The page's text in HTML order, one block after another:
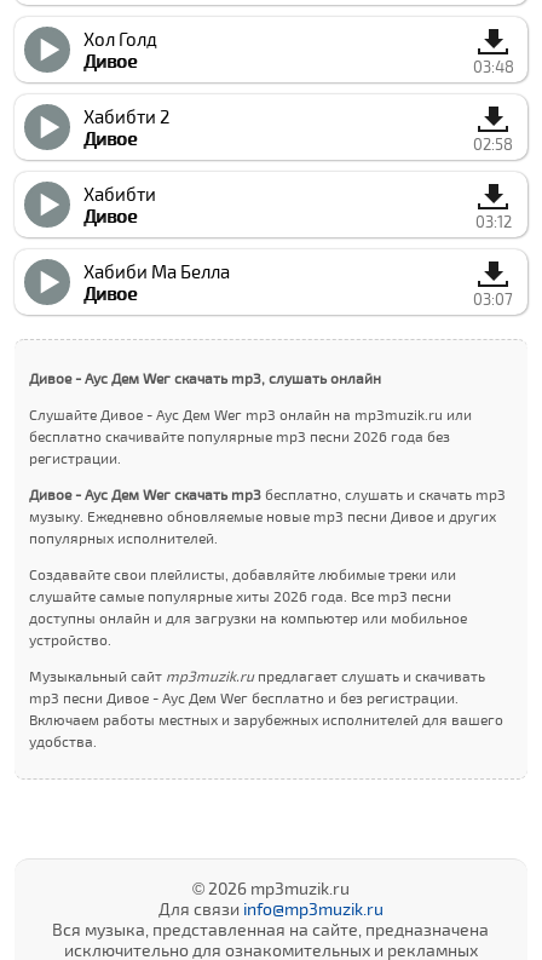
Хол Голд
Дивое
03:48
Хабибти 2
Дивое
02:58
Хабибти
Дивое
03:12
Хабиби Ма Белла
Дивое
03:07
Дивое - Аус Дем Wег скачать mp3, слушать онлайн
Слушайте Дивое - Аус Дем Wег mp3 онлайн на mp3muzik.ru или
бесплатно скачивайте популярные mp3 песни 2026 года без
регистрации.
Дивое - Аус Дем Wег скачать mp3 бесплатно, слушать и скачать mp3
музыку. Ежедневно обновляемые новые mp3 песни Дивое и других
популярных исполнителей.
Создавайте свои плейлисты, добавляйте любимые треки или
слушайте самые популярные хиты 2026 года. Все mp3 песни
доступны онлайн и для загрузки на компьютер или мобильное
устройство.
Музыкальный сайт mp3muzik.ruпредлагает слушать и скачивать
mp3 песни Дивое - Аус Дем Wег бесплатно и без регистрации.
Включаем работы местных и зарубежных исполнителей для вашего
удобства.
© 2026 mp3muzik.ru
Для связи info@mp3muzik.ru
Вся музыка, представленная на сайте, предназначена
исключительно для ознакомительных и рекламных